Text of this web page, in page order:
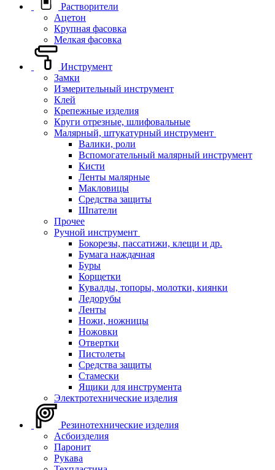
Растворители
Ацетон
Крупная фасовка
Мелкая фасовка
Инструмент
Замки
Измерительный инструмент
Клей
Крепежные изделия
Круги отрезные, шлифовальные
Малярный, штукатурный инструмент
Валики, роли
Вспомогательный малярный инструмент
Кисти
Ленты малярные
Макловицы
Средства защиты
Шпатели
Прочее
Ручной инструмент
Бокорезы, пассатижи, клещи и др.
Бумага наждачная
Буры
Корщетки
Кувалды, топоры, молотки, киянки
Ледорубы
Ленты
Ножи, ножницы
Ножовки
Отвертки
Пистолеты
Средства защиты
Стамески
Ящики для инструмента
Электротехнические изделия
Резинотехнические изделия
Асбоизделия
Паронит
Рукава